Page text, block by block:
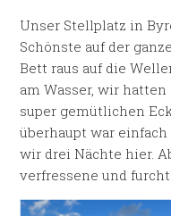
Unser Stellplatz in
Schönste auf der
Bett raus auf die
am Wasser, wir
super gemütlichen
überhaupt war
wir drei Nächte hier.
verfressene und